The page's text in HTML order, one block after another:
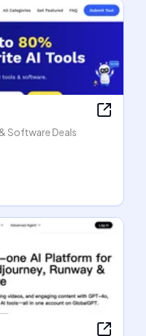
Software Deals